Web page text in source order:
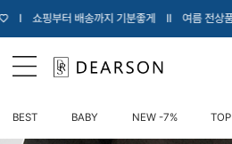
좋게 ΙΙ 여름 전상품 시즌오프세일 최대 40%
BEST BABY NEW -7% TOP